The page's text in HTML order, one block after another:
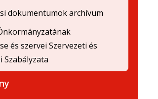
dokumentumok archívum
és szervei Szervezeti és
Szabályzata